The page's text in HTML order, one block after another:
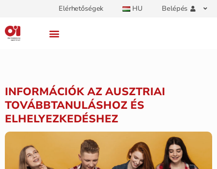
Elérhetőségek HU Belépés
INFORMÁCIÓK AZ AUSZTRIAI
TOVÁBBTANULÁSHOZ ÉS
ELHELYEZKEDÉSHEZ